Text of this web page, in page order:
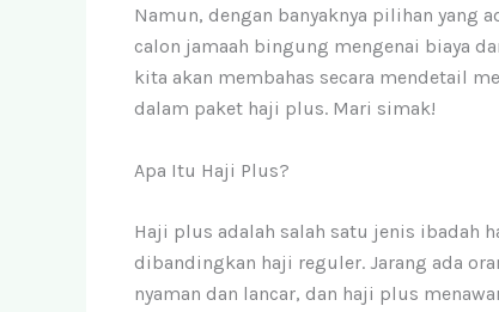
Namun, dengan banyaknya pilihan
calon jamaah bingung mengenai biaya
kita akan membahas secara mendetail
dalam paket haji plus. Mari simak!
Apa Itu Haji Plus?
Haji plus adalah salah satu jenis ibadah
dibandingkan haji reguler. Jarang ada
nyaman dan lancar, dan haji plus